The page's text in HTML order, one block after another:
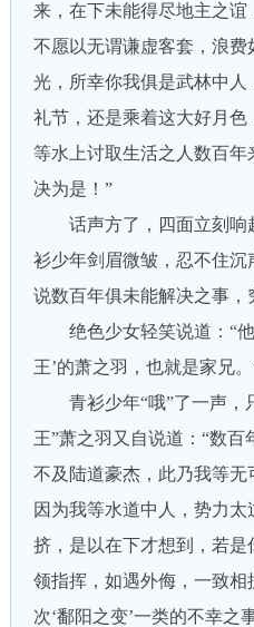
来，在下未能得尽地主之
不愿以无谓谦虚客套，浪
光，所幸你我俱是武林中
礼节，还是乘着这大好月
等水上讨取生活之人数百
决为是！”
话声方了，四面立刻响
衫少年剑眉微皱，忍不住
说数百年俱未能解决之事，
绝色少女轻笑说道：“他
王’的萧之羽，也就是家兄。
青衫少年“哦”了一声，
王”萧之羽又自说道：“数
不及陆道豪杰，此乃我等
因为我等水道中人，势力
挤，是以在下才想到，若
领指挥，如遇外侮，一致相
次‘鄱阳之变’一类的不幸之